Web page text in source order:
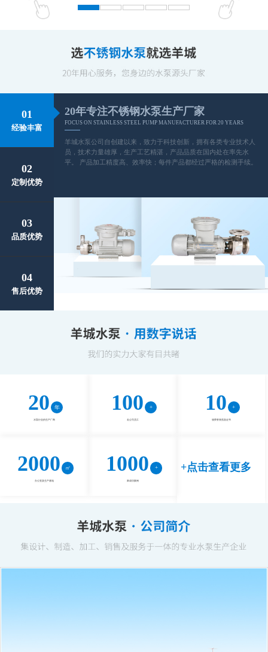
01
经验丰富
02
定制优势
03
品质优势
04
售后优势
20年专注不锈钢水泵生产厂家
FOCUS ON STAINLESS STEEL PUMP MANUFACTURER FOR 20 YEARS
羊城水泵公司自创建以来，致力于科技创新，拥有各类专业技术人
员，技术力量雄厚，生产工艺精湛，产品品质在国内处在率先水
平。 产品加工精度高、效率快；每件产品都经过严格的检测手续。
20
水泵行业的生产厂商
100
名公司员工
10
项荣誉资质及证书
2000
办公室及生产基地
1000
家成功案例
+点击查看更多